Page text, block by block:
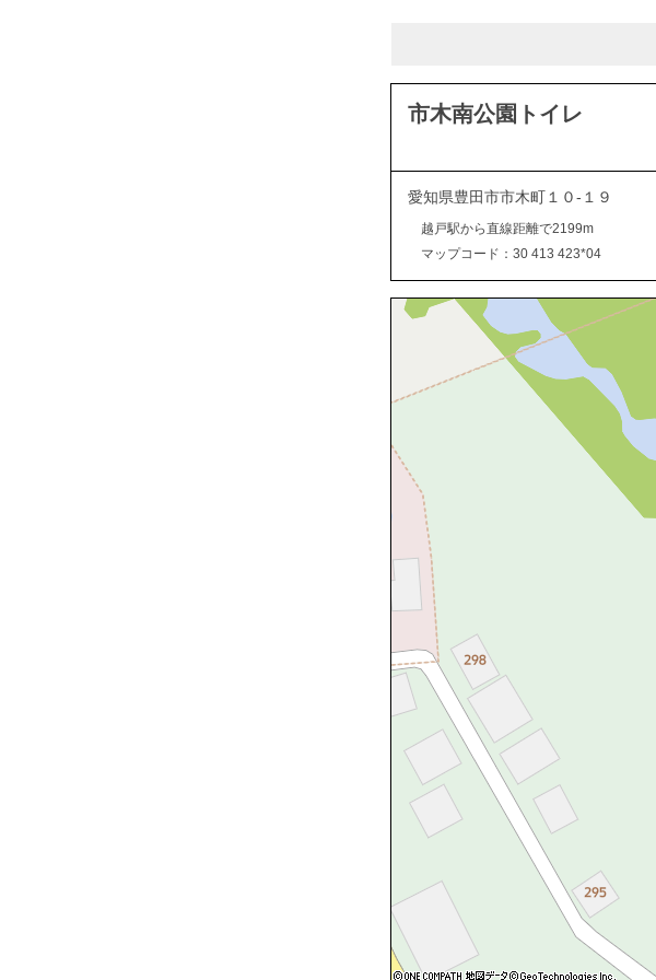
市木南公園トイレ
愛知県豊田市市木町１０-１９
越戸駅から直線距離で2199m
マップコード：30 413 423*04